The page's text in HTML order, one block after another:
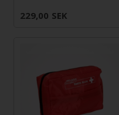
229,00 SEK